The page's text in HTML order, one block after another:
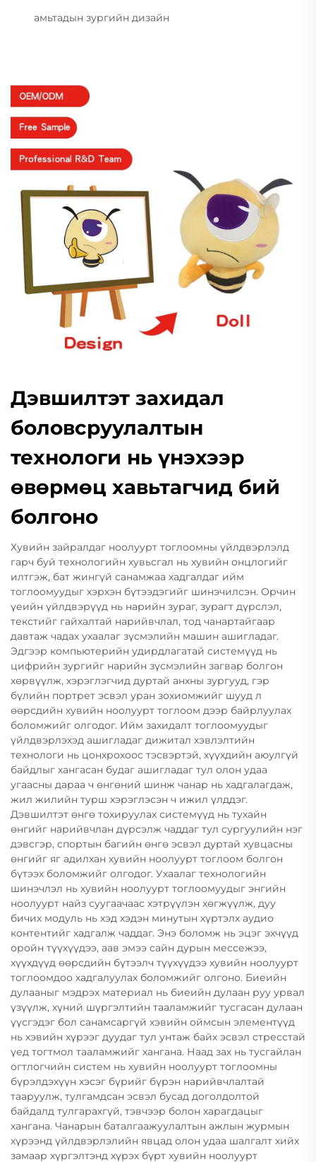
амьтадын зургийн дизайн
Дэвшилтэт захидал
боловсруулалтын
технологи нь үнэхээр
өвөрмөц хавьтагчид бий
болгоно
Хувийн зайралдаг ноолуурт тоглоомны үйлдвэрлэлд
гарч буй технологийн хувьсгал нь хувийн онцлогийг
илтгэж, бат жингүй санамжаа хадгалдаг ийм
тоглоомуудыг хэрхэн бүтээдэгийг шинэчилсэн. Орчин
үеийн үйлдвэрүүд нь нарийн зураг, зурагт дүрслэл,
текстийг гайхалтай нарийвчлал, тод чанартайгаар
давтаж чадах ухаалаг зүсмэлийн машин ашигладаг.
Эдгээр компьютерийн удирдлагатай системүүд нь
цифрийн зургийг нарийн зүсмэлийн загвар болгон
хөрвүүлж, хэрэглэгчид дуртай анхны зургууд, гэр
бүлийн портрет эсвэл уран зохиомжийг шууд л
өөрсдийн хувийн ноолуурт тоглоом дээр байрлуулах
боломжийг олгодог. Ийм захидалт тоглоомуудыг
үйлдвэрлэхэд ашигладаг дижитал хэвлэлтийн
технологи нь цонхрохоос тэсвэртэй, хүүхдийн аюулгүй
байдлыг хангасан будаг ашигладаг тул олон удаа
угаасны дараа ч өнгөний шинж чанар нь хадгалагдаж,
жил жилийн турш хэрэглэсэн ч ижил үлддэг.
Дэвшилтэт өнгө тохируулах системүүд нь тухайн
өнгийг нарийвчлан дүрсэлж чаддаг тул сургуулийн нэг
дэвсгэр, спортын багийн өнгө эсвэл дуртай хувцасны
өнгийг яг адилхан хувийн ноолуурт тоглоом болгон
бүтээх боломжийг олгодог. Ухаалаг технологийн
шинэчлэл нь хувийн ноолуурт тоглоомуудыг энгийн
ноолуурт найз суугаачаас хэтрүүлэн хөгжүүлж, дуу
бичих модуль нь хэд хэдэн минутын хүртэлх аудио
контентийг хадгалж чаддаг. Энэ боломж нь эцэг эхчүүд
оройн түүхүүдээ, аав эмээ сайн дурын мессежээ,
хүүхдүүд өөрсдийн бүтээлч түүхүүдээ хувийн ноолуурт
тоглоомдоо хадгалуулах боломжийг олгоно. Биеийн
дулааныг мэдрэх материал нь биеийн дулаан руу урвал
үзүүлж, хүний шүргэлтийн тааламжийг тусгасан дулаан
үүсгэдэг бол санамсаргүй хэвийн оймсын элементүүд
нь хэвийн хүрээг дуудаг тул унтаж байх эсвэл стресстай
үед тогтмол тааламжийг хангана. Наад зах нь тусгайлан
огтлогчийн систем нь хувийн ноолуурт тоглоомны
бүрэлдэхүүн хэсэг бүрийг бүрэн нарийвчлалтай
тааруулж, тулгамдсан эсвэл бусад доголдолтой
байдалд тулгарахгүй, тэвчээр болон харагдацыг
хангана. Чанарын баталгаажуулалтын ажлын журмын
хүрээнд үйлдвэрлэлийн явцад олон удаа шалгалт хийх
замаар хүргэлтэнд хүрэх бүрт хувийн ноолуурт